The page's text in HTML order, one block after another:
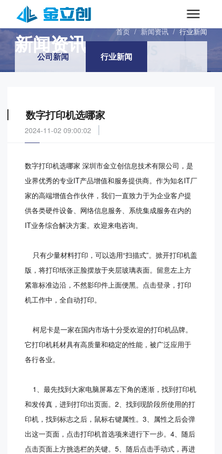
INFORMATIONS
新闻资讯 首页 / 新闻资讯 / 行业新闻
公司新闻 行业新闻
数字打印机选哪家
2024-11-02 09:00:02
数字打印机选哪家 深圳市金立创信息技术有限公司，是
业界优秀的专业IT产品增值和服务提供商。作为知名IT厂
家的高端增值合作伙伴，我们一直致力于为企业客户提
供各类硬件设备、网络信息服务、系统集成服务在内的
IT业务综合解决方案。欢迎来电咨询。
只有少量材料打印，可以选用“扫描式”。掀开打印机盖
版，将打印纸张正脸摆放于夹层玻璃表面。留意左上方
紧靠标准边沿，不然影印件上面便黑。点击登录，打印
机工作中，全自动打印。
柯尼卡是一家在国内市场十分受欢迎的打印机品牌。
它打印机耗材具有高质量和稳定的性能，被广泛应用于
各行各业。
1、最先找到大家电脑屏幕左下角的逐渐，找到打印机
和发传真，进到打印出页面。2、找到现阶段所使用的打
印机，找到标志之后，鼠标右键属性。3、属性之后会弹
出这一页面，点击打印机首选项来进行下一步。4、随后
点击页面上方挑选栏的关键。5、随后点击手动式，再进